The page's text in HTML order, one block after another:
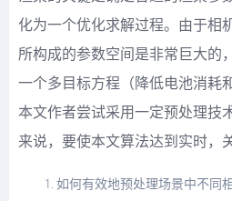
化为一个优化求解过程。由于相
所构成的参数空间是非常巨大的
一个多目标方程（降低电池消耗
本文作者尝试采用一定预处理技
来说，要使本文算法达到实时，
如何有效地预处理场景中不同